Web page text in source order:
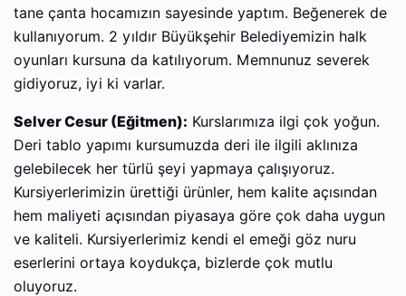
tane çanta hocamızın sayesinde yaptım. Beğenerek de
kullanıyorum. 2 yıldır Büyükşehir Belediyemizin halk
oyunları kursuna da katılıyorum. Memnunuz severek
gidiyoruz, iyi ki varlar.
Selver Cesur (Eğitmen): Kurslarımıza ilgi çok yoğun.
Deri tablo yapımı kursumuzda deri ile ilgili aklınıza
gelebilecek her türlü şeyi yapmaya çalışıyoruz.
Kursiyerlerimizin ürettiği ürünler, hem kalite açısından
hem maliyeti açısından piyasaya göre çok daha uygun
ve kaliteli. Kursiyerlerimiz kendi el emeği göz nuru
eserlerini ortaya koydukça, bizlerde çok mutlu
oluyoruz.